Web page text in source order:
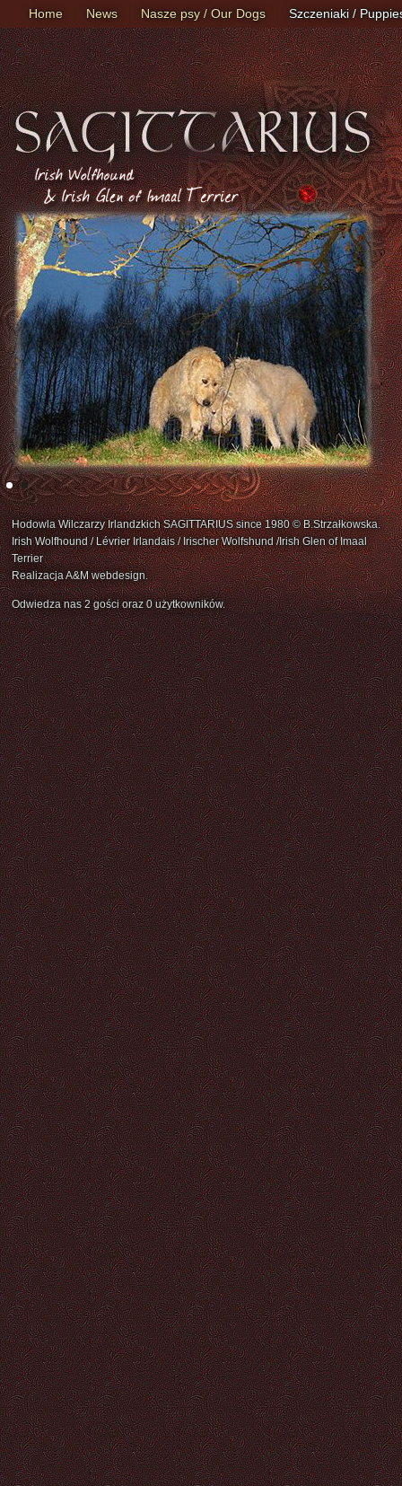
Home News Nasze psy / Our Dogs Szczeniaki /
Hodowla Wilczarzy Irlandzkich SAGITTARIUS since 1980 © B.Strzałkowska.
Irish Wolfhound / Lévrier Irlandais / Irischer Wolfshund /Irish Glen of Imaal
Terrier
Realizacja A&M webdesign.
Odwiedza nas 2 gości oraz 0 użytkowników.